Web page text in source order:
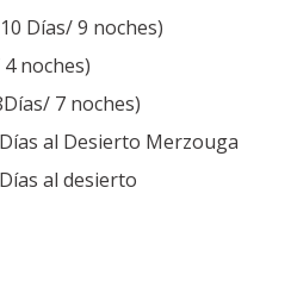
Días/ 9 noches)
noches)
7 noches)
al Desierto Merzouga
al desierto